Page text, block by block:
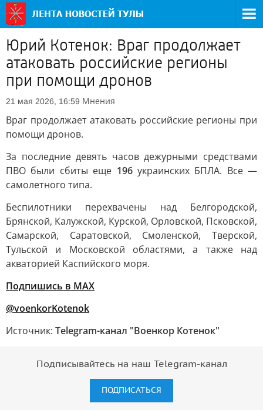
Юрий Котенок: Враг продолжает
атаковать российские регионы
при помощи дронов
21 мая 2026, 16:59 Мнения
Враг продолжает атаковать российские регионы при
помощи дронов.
За последние девять часов дежурными средствами
ПВО были сбиты еще 196украинских БПЛА. Все —
самолетного типа.
Беспилотники перехвачены над Белгородской,
Брянской, Калужской, Курской, Орловской, Псковской,
Самарской, Саратовской, Смоленской, Тверской,
Тульской и Московской областями, а также над
акваторией Каспийского моря.
Подпишись в MAX
@voenkorKotenok
Источник: Telegram-канал "Военкор Котенок"
Подписывайтесь на наш Telegram-канал
ПОДПИСАТЬСЯ